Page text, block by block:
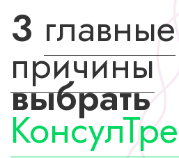
3 главные
причины
выбрать